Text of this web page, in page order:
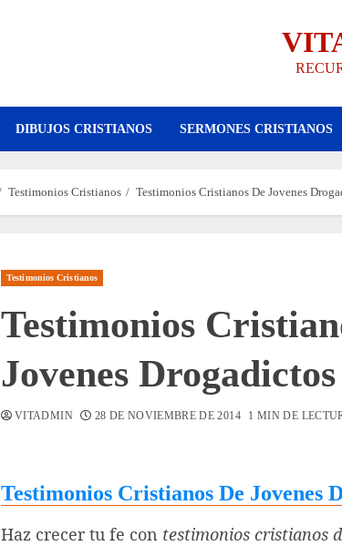
DIBUJOS CRISTIANOS SERMONES CRISTIANOS
Testimonios Cristianos Testimonios Cristianos De Jovenes
Testimonios Cristianos
Testimonios
Jovenes Drogadictos
VITADMIN 28 DE NOVIEMBRE DE 2014 1 MIN DE
Testimonios Cristianos De Jovenes
Haz crecer tu fe con testimonios cristianos